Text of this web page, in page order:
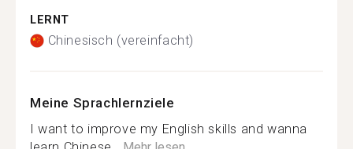
LERNT
Chinesisch (vereinfacht)
Meine Sprachlernziele
I want to improve my English skills and wanna